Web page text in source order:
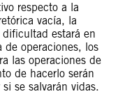
respecto a la
vacía, la
estará en
de operaciones, los
las operaciones de
de hacerlo serán
se salvarán vidas.